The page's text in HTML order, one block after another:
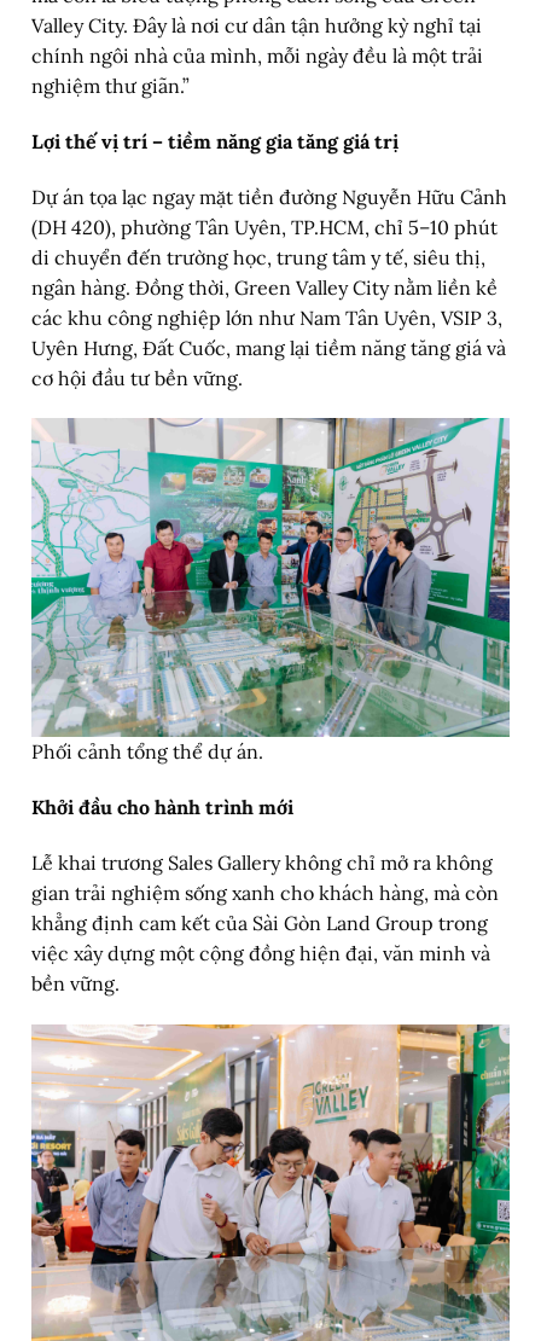
Valley City. Đây là nơi cư dân tận hưởng kỳ nghỉ tại
chính ngôi nhà của mình, mỗi ngày đều là một trải
nghiệm thư giãn.”
Lợi thế vị trí – tiềm năng gia tăng giá trị
Dự án tọa lạc ngay mặt tiền đường Nguyễn Hữu Cảnh
(DH 420), phường Tân Uyên, TP.HCM, chỉ 5–10 phút
di chuyển đến trường học, trung tâm y tế, siêu thị,
ngân hàng. Đồng thời, Green Valley City nằm liền kề
các khu công nghiệp lớn như Nam Tân Uyên, VSIP 3,
Uyên Hưng, Đất Cuốc, mang lại tiềm năng tăng giá và
cơ hội đầu tư bền vững.
Phối cảnh tổng thể dự án.
Khởi đầu cho hành trình mới
Lễ khai trương Sales Gallery không chỉ mở ra không
gian trải nghiệm sống xanh cho khách hàng, mà còn
khẳng định cam kết của Sài Gòn Land Group trong
việc xây dựng một cộng đồng hiện đại, văn minh và
bền vững.